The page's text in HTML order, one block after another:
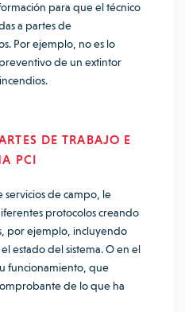
para que el técnico
a partes de
Por ejemplo, no es lo
de un extintor
DE TRABAJO E
PCI
servicios de campo, le
protocolos creando
por ejemplo, incluyendo
estado del sistema. O en el
funcionamiento, que
de lo que ha